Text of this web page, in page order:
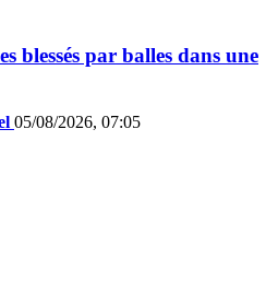
blessés par balles dans une
05/08/2026, 07:05